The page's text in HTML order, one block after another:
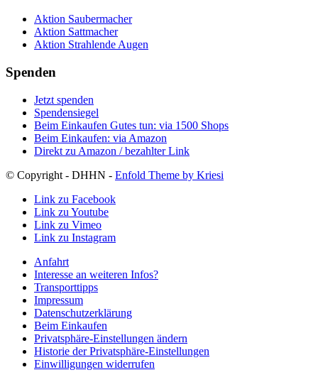
Aktion Saubermacher
Aktion Sattmacher
Aktion Strahlende Augen
Spenden
Jetzt spenden
Spendensiegel
Beim Einkaufen Gutes tun: via 1500 Shops
Beim Einkaufen: via Amazon
Direkt zu Amazon / bezahlter Link
© Copyright - DHHN - Enfold Theme by Kriesi
Link zu Facebook
Link zu Youtube
Link zu Vimeo
Link zu Instagram
Anfahrt
Interesse an weiteren Infos?
Transporttipps
Impressum
Datenschutzerklärung
Beim Einkaufen
Privatsphäre-Einstellungen ändern
Historie der Privatsphäre-Einstellungen
Einwilligungen widerrufen